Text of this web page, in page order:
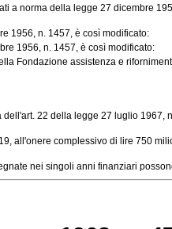
norma della legge 27 dicembre
1956, n. 1457, è così modificato:
1956, n. 1457, è così modificato:
Fondazione assistenza e
22 della legge 27 luglio 1967,
all'onere complessivo di lire 750
nei singoli anni finanziari